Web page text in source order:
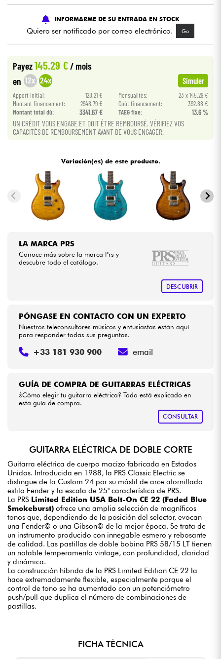
Cables & Acces.
HiFi
Bundle
Ver nuestras marcas
INFORMARME DE SU ENTRADA EN STOCK
Quiero ser notificado por correo electrónico. Go
Payez145.29 € / mois
en 12x 24x Simuler
Apport initial: 128.21 € Mensualités:
23 x 145.29 €
Montant financement:
2948.79 € Coût financement:
392.88 €
Montant total dù:
3341.67 € TAEG fixe: 13.6 %
UN CRÉDIT VOUS ENGAGE ET DOIT ÊTRE REMBOURSÉ. VÉRIFIEZ VOS
CAPACITÉS DE REMBOURSEMENT AVANT DE VOUS ENGAGER.
Variación(es) de este producto.
LA MARCA PRS
Conoce más sobre la marca Prs y
descubre todo el catálogo.
DESCUBRIR
GUÍA DE COMPRA DE GUITARRAS ELÉCTRICAS
¿Cómo elegir tu guitarra eléctrica? Todo está explicado en
esta guía de compra.
CONSULTAR
PÓNGASE EN CONTACTO CON UN EXPERTO
Nuestros teleconsultores músicos y entusiastas están aquí
para responder todas sus preguntas.
+33 181 930 900 email
GUITARRA ELÉCTRICA DE DOBLE CORTE
Guitarra eléctrica de cuerpo macizo fabricada en Estados
Unidos. Introducida en 1988, la PRS Classic Electric se
distingue de la Custom 24 por su mástil de arce atornillado
estilo Fender y la escala de 25" característica de PRS.
La PRS Limited Edition USA Bolt-On CE 22 (Faded Blue
Smokeburst) ofrece una amplia selección de magníficos
tonos que, dependiendo de la posición del selector, evocan
una Fender© o una Gibson© de la mejor época. Se trata de
un instrumento producido con innegable esmero y rebosante
de calidad. Las pastillas de doble bobina PRS 58/15 LT tienen
un notable temperamento vintage, con profundidad, claridad
y dinámica.
La construcción híbrida de la PRS Limited Edition CE 22 la
hace extremadamente flexible, especialmente porque el
control de tono se ha aumentado con un potenciómetro
push/pull que duplica el número de combinaciones de
pastillas.
FICHA TÉCNICA